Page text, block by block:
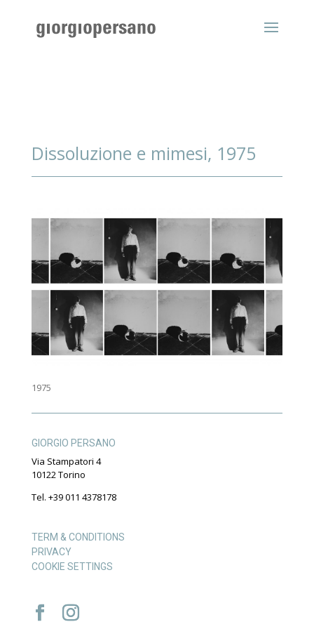
Dissoluzione e mimesi, 1975
1975
GIORGIO PERSANO
Via Stampatori 4
10122 Torino
Tel. +39 011 4378178
TERM & CONDITIONS
PRIVACY
COOKIE SETTINGS